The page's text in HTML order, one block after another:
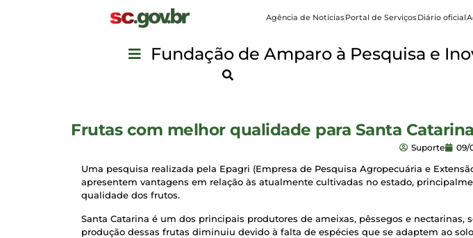
Agência de NotíciasPortal de ServiçosDiário oficial
Fundação de Amparo à Pesquisa e
Frutas com melhor qualidade para Santa Catarina
Suporte 09/
Uma pesquisa realizada pela Epagri (Empresa de Pesquisa Agropecuária e
apresentem vantagens em relação às atualmente cultivadas no estado,
qualidade dos frutos.
Santa Catarina é um dos principais produtores de ameixas, pêssegos e nectarinas,
produção dessas frutas diminuiu devido à falta de espécies que se adaptem ao